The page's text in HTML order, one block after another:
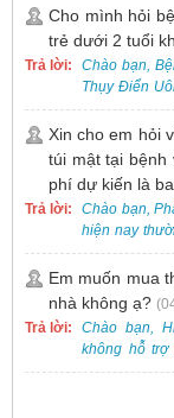
viện Việt
Bí, chúng
vụ thăm
chuyên sâu
HPV và tầm
Cho mình hỏi
trẻ dưới 2 tuổi
Trả lời:
Chào bạn,
Thụy Điển
khai dịch vụ
dưới 2 tuổi.
Xin cho em hỏi
túi mật tại bệnh
phí dự kiến là
Trả lời:
Chào bạn,
hiện nay
bằng
là một kỹ
và phổ biến.
Em muốn mua
nhà không ạ?
Trả lời:
Chào bạn,
không hỗ trợ
Việc cấp